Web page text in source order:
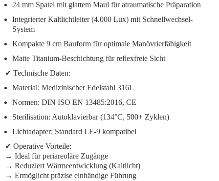
24 mm Spatel mit glattem Maul für atraumatische Präparation
Integrierter Kaltlichtleiter(4.000 Lux) mit Schnellwechsel-
System
Kompakte 9 cm Bauform für optimale Manövrierfähigkeit
Matte Titanium-Beschichtung für reflexfreie Sicht
✔ Technische Daten:
Material: Medizinischer Edelstahl 316L
Normen: DIN ISO EN 13485:2016, CE
Sterilisation: Autoklavierbar (134°C, 500+ Zyklen)
Lichtadapter: Standard LE-9 kompatibel
✔ Operative Vorteile:
→ Ideal für periareoläre Zugänge
→ Reduziert Wärmeentwicklung (Kaltlicht)
→ Ermöglicht präzise einhändige Führung